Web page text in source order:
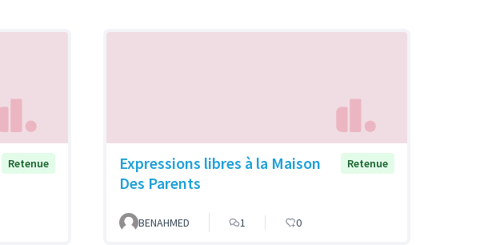
Retenue
Expressions libres à la Maison
Des Parents
Retenue
BENAHMED 1 0